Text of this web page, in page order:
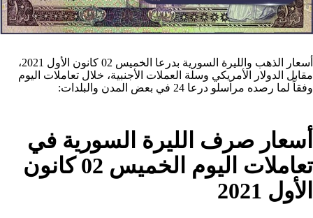
أسعار الذهب والليرة السورية بدرعا الخميس 02 كانون الأول 2021،
مقابل الدولار الأمريكي وسلة العملات الأجنبية، خلال تعاملات اليوم
وفقاً لما رصده مراسلو درعا 24 في بعض المدن والبلدات:
أسعار صرف الليرة السورية في
تعاملات اليوم الخميس 02 كانون
الأول 2021